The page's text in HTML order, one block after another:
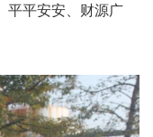
平平安安、财源广